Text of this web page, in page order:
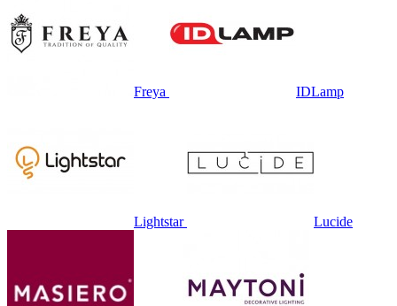
Freya IDLamp
Lightstar Lucide